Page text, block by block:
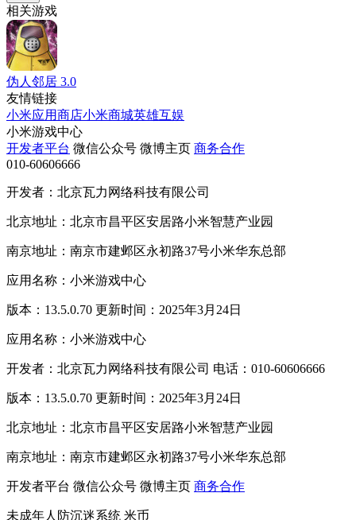
相关游戏
伪人邻居 3.0
友情链接
小米应用商店小米商城英雄互娱
小米游戏中心
开发者平台 微信公众号 微博主页 商务合作
010-60606666
开发者：北京瓦力网络科技有限公司
北京地址：北京市昌平区安居路小米智慧产业园
南京地址：南京市建邺区永初路37号小米华东总部
应用名称：小米游戏中心
版本：13.5.0.70 更新时间：2025年3月24日
应用名称：小米游戏中心
开发者：北京瓦力网络科技有限公司 电话：010-60606666
版本：13.5.0.70 更新时间：2025年3月24日
北京地址：北京市昌平区安居路小米智慧产业园
南京地址：南京市建邺区永初路37号小米华东总部
开发者平台 微信公众号 微博主页 商务合作
未成年人防沉迷系统 米币